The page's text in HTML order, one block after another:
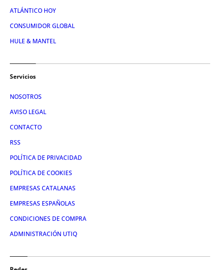
ATLÁNTICO HOY
CONSUMIDOR GLOBAL
HULE & MANTEL
Servicios
NOSOTROS
AVISO LEGAL
CONTACTO
RSS
POLÍTICA DE PRIVACIDAD
POLÍTICA DE COOKIES
EMPRESAS CATALANAS
EMPRESAS ESPAÑOLAS
CONDICIONES DE COMPRA
ADMINISTRACIÓN UTIQ